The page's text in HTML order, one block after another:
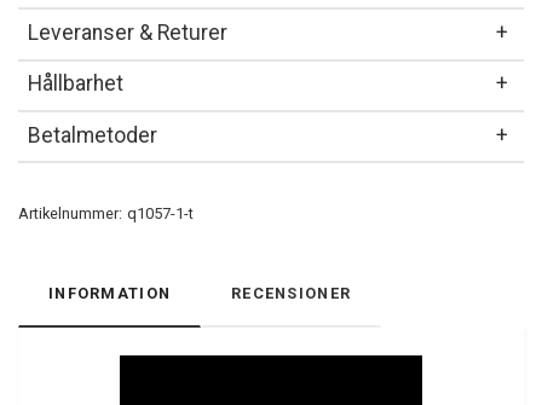
Leveranser & Returer
Hållbarhet
Betalmetoder
Artikelnummer: q1057-1-t
INFORMATION RECENSIONER